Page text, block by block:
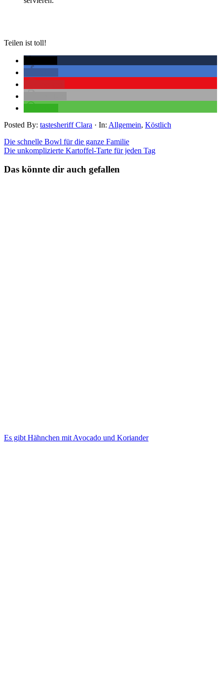
Teilen ist toll!
Posted By: tastesheriff Clara · In: Allgemein, Köstlich
Die schnelle Bowl für die ganze Familie
Die unkomplizierte Kartoffel-Tarte für jeden Tag
Das könnte dir auch gefallen
Es gibt Hähnchen mit Avocado und Koriander